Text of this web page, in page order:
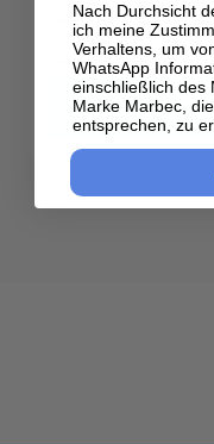
vorbeugende
Rückstände und
werden.
Lösung zu schütteln
wahlweise mit
oder Pinsel,
darauf,
Verkrustungen
ohne die
müssen.
+ Varianti
Nach Durchsicht
ich meine
Verhaltens, um
WhatsApp
einschließlich des
Marke Marbec,
entsprechen, zu